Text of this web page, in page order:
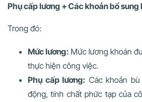
Phụ cấp lương + Các khoản bổ sung
Trong đó:
Mức lương: Mức lương khoán
thực hiện công việc.
Phụ cấp lương: Các khoản
động, tính chất phức tạp của